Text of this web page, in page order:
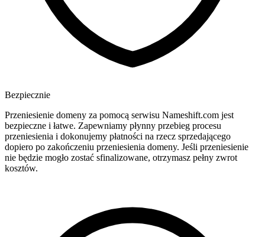
Bezpiecznie
Przeniesienie domeny za pomocą serwisu Nameshift.com jest
bezpieczne i łatwe. Zapewniamy płynny przebieg procesu
przeniesienia i dokonujemy płatności na rzecz sprzedającego
dopiero po zakończeniu przeniesienia domeny. Jeśli przeniesienie
nie będzie mogło zostać sfinalizowane, otrzymasz pełny zwrot
kosztów.